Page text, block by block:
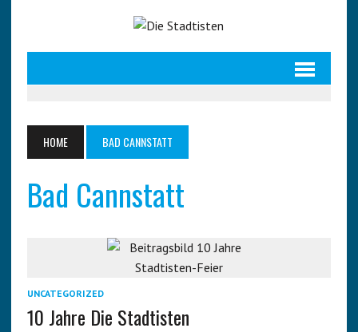
HOME BAD CANNSTATT
Bad Cannstatt
UNCATEGORIZED
10 Jahre Die Stadtisten